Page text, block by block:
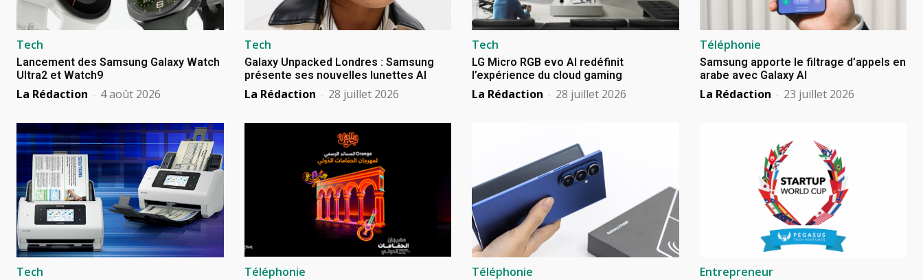
Tech
Lancement des Samsung Galaxy Watch
Ultra2 et Watch9
La Rédaction - 4 août 2026
Tech
Galaxy Unpacked Londres : Samsung
présente ses nouvelles lunettes AI
La Rédaction - 28 juillet 2026
Tech
LG Micro RGB evo AI redéfinit
l’expérience du cloud gaming
La Rédaction - 28 juillet 2026
Téléphonie
Samsung apporte le filtrage d’appels en
arabe avec Galaxy AI
La Rédaction - 23 juillet 2026
Tech Téléphonie Téléphonie Entrepreneur